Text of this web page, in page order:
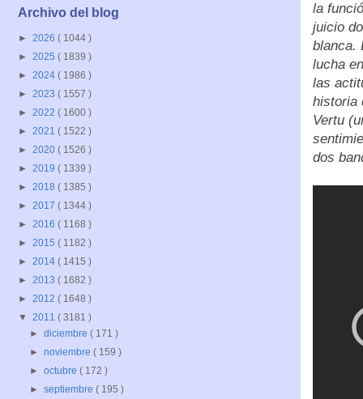
la
juicio
blanca.
lucha
las
historia
Vertu
dos
Archivo del blog
► 2026 ( 1044 )
► 2025 ( 1839 )
► 2024 ( 1986 )
► 2023 ( 1557 )
► 2022 ( 1600 )
► 2021 ( 1522 )
► 2020 ( 1526 )
► 2019 ( 1339 )
► 2018 ( 1385 )
► 2017 ( 1344 )
► 2016 ( 1168 )
► 2015 ( 1182 )
► 2014 ( 1415 )
► 2013 ( 1682 )
► 2012 ( 1648 )
▼ 2011 ( 3181 )
►diciembre( 171 )
►noviembre( 159 )
►octubre( 172 )
►septiembre( 195 )